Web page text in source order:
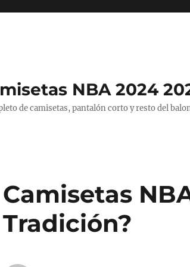
NBA 2024
de camisetas, pantalón corto y resto del
Camisetas
Tradición?